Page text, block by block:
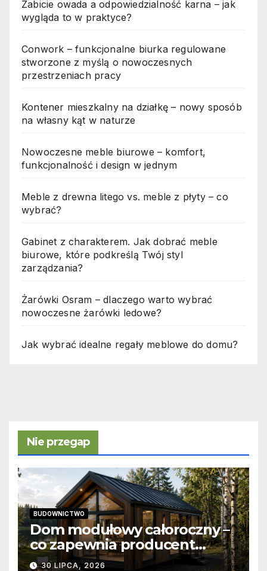
Zabicie owada a odpowiedzialność karna – jak
wygląda to w praktyce?
Conwork – funkcjonalne biurka regulowane
stworzone z myślą o nowoczesnych
przestrzeniach pracy
Kontener mieszkalny na działkę – nowy sposób
na własny kąt w naturze
Nowoczesne meble biurowe – komfort,
funkcjonalność i design w jednym
Meble z drewna litego vs. meble z płyty – co
wybrać?
Gabinet z charakterem. Jak dobrać meble
biurowe, które podkreślą Twój styl
zarządzania?
Żarówki Osram – dlaczego warto wybrać
nowoczesne żarówki ledowe?
Jak wybrać idealne regały meblowe do domu?
Nie przegap
BUDOWNICTWO
Dom modułowy całoroczny –
co zapewnia producent
domów modułowych?
30 LIPCA, 2026